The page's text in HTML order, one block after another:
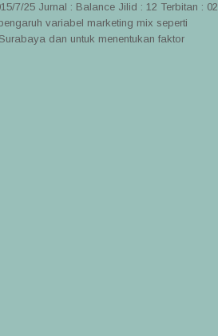
7/25 Jurnal : Balance Jilid : 12 Terbitan : 02
variabel marketing mix seperti
dan untuk menentukan faktor